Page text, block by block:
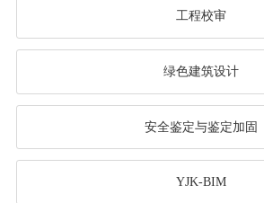
工程校审
绿色建筑设计
安全鉴定与鉴定加固
YJK-BIM